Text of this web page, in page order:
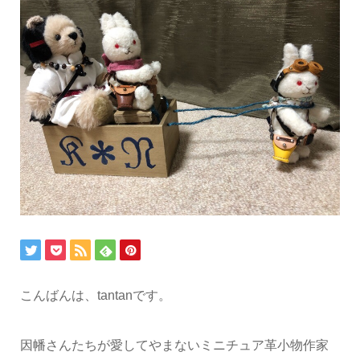
こんばんは、tantanです。
因幡さんたちが愛してやまないミニチュア革小物作家